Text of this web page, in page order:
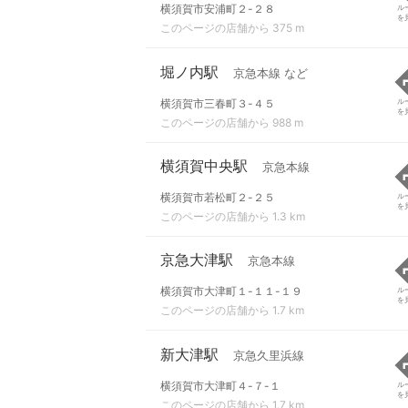
横須賀市安浦町２-２８
このページの店舗から 375 m
ル
を
堀ノ内駅 京急本線 など
横須賀市三春町３-４５
このページの店舗から 988 m
ル
を
横須賀中央駅 京急本線
横須賀市若松町２-２５
このページの店舗から 1.3 km
ル
を
京急大津駅 京急本線
横須賀市大津町１-１１-１９
このページの店舗から 1.7 km
ル
を
新大津駅 京急久里浜線
横須賀市大津町４-７-１
このページの店舗から 1.7 km
ル
を